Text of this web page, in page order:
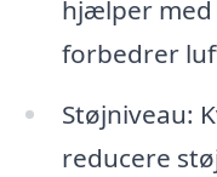
hjælper
forbedrer
Støjniveau:
reducere